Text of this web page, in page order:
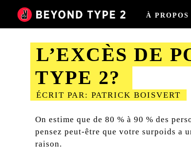
À PROPOS
L’EXCÈS DE
TYPE 2?
ÉCRIT PAR: PATRICK BOISVERT
On estime que de 80 % à 90 % des
pensez peut-être que votre surpoids a
raison.